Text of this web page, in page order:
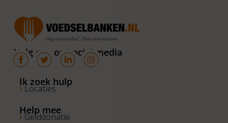
van 10.00 –
16.00 uur. Op
de vrijdagen
zijn wij
bereikbaar
van 10.00 –
Volg ons op social media
Ik zoek hulp
Locaties
Help mee
Gelddonatie